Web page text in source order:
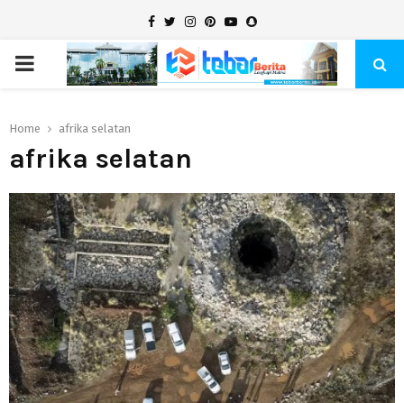
Facebook
TwitterInstagram
Pinterest
YoutubeSnapchat
PRIMARY
Home afrika selatan
afrika selatan